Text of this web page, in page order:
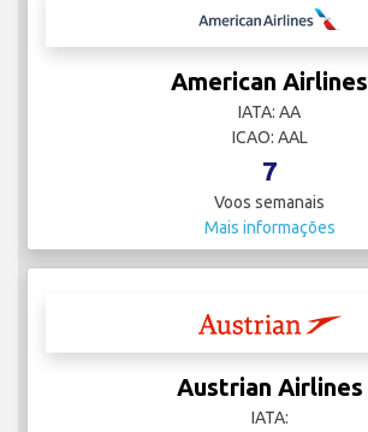
American Airlines
IATA: AA
ICAO: AAL
7
Voos semanais
Mais informações
Austrian Airlines
IATA: